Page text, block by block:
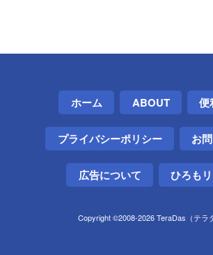
ホーム ABOUT 便
プライバシーポリシー お
広告について ひろも
Copyright ©2008-2026 TeraDas（テラ